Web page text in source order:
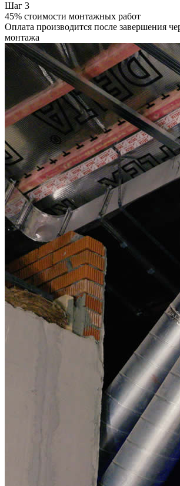
Шаг 3
45% стоимости монтажных работ
Оплата производится после завершения
монтажа